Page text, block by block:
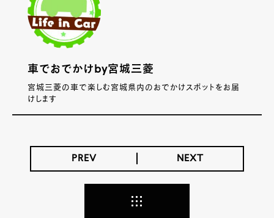
車でおでかけby宮城三菱
宮城三菱の車で楽しむ宮城県内のおでかけスポットをお届
けします
PREV NEXT